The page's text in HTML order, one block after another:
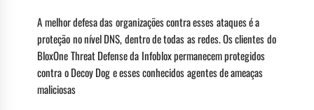
A melhor defesa das organizações contra esses ataques é a
proteção no nível DNS, dentro de todas as redes. Os clientes do
BloxOne Threat Defense da Infoblox permanecem protegidos
contra o Decoy Dog e esses conhecidos agentes de ameaças
maliciosas